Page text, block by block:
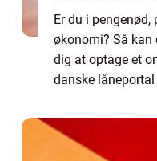
Er du i
økonomi? Så
dig at optage et
danske
online? Online lån